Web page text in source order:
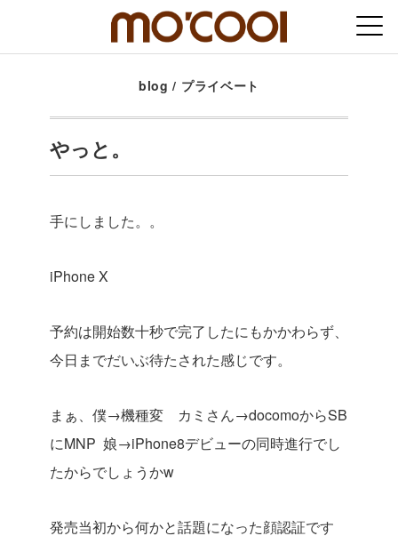
blog / プライベート
やっと。
手にしました。。
iPhone X
予約は開始数十秒で完了したにもかかわらず、
今日までだいぶ待たされた感じです。
まぁ、僕→機種変 カミさん→docomoからSB
にMNP 娘→iPhone8デビューの同時進行でし
たからでしょうかw
発売当初から何かと話題になった顔認証です